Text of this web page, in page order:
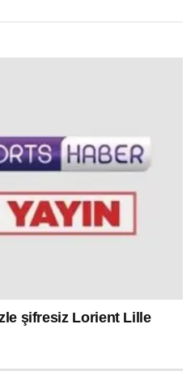
şifresiz Lorient Lille